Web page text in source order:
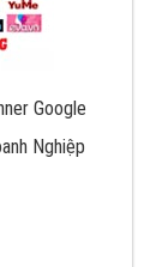
Google
Nghiệp